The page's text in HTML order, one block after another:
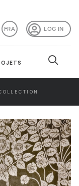
LOG IN
FRA